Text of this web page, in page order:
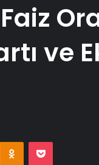
ve
Odnoklassniki
Pocket